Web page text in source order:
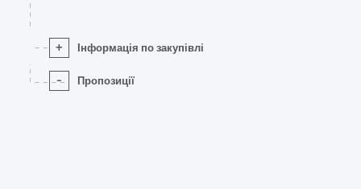
+ Інформація по закупівлі
- Пропозиції